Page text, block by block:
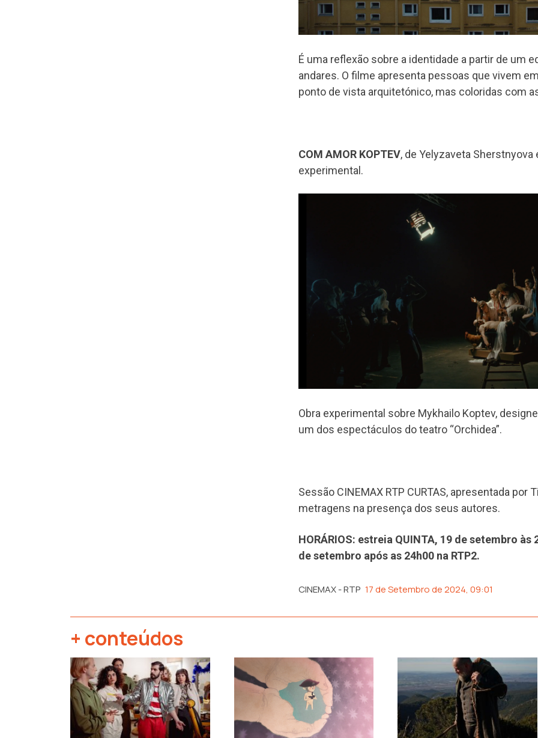
É uma reflexão sobre a identidade a partir de um
andares. O filme apresenta pessoas que vivem
ponto de vista arquitetónico, mas coloridas com
COM AMOR KOPTEV, de Yelyzaveta Sherstnyova
experimental.
Obra experimental sobre Mykhailo Koptev,
um dos espectáculos do teatro “Orchidea”.
Sessão CINEMAX RTP CURTAS, apresentada por
metragens na presença dos seus autores.
HORÁRIOS: estreia QUINTA, 19 de setembro às
de setembro após as 24h00 na RTP2.
CINEMAX - RTP 17 de Setembro de 2024, 09:01
+ conteúdos
‹